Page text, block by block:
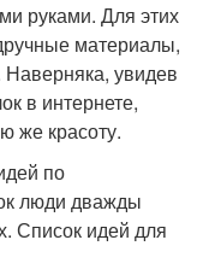
руками. Для этих
материалы,
Наверняка, увидев
в интернете,
же красоту.
по
люди дважды
Список идей для